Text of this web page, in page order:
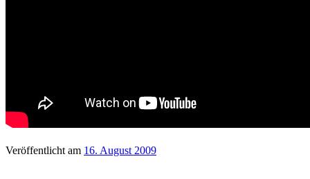
Veröffentlicht am 16. August 2009